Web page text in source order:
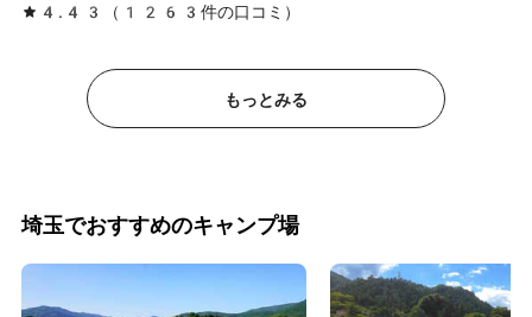
4.43（1263件の口コミ）
もっとみる
埼玉でおすすめのキャンプ場